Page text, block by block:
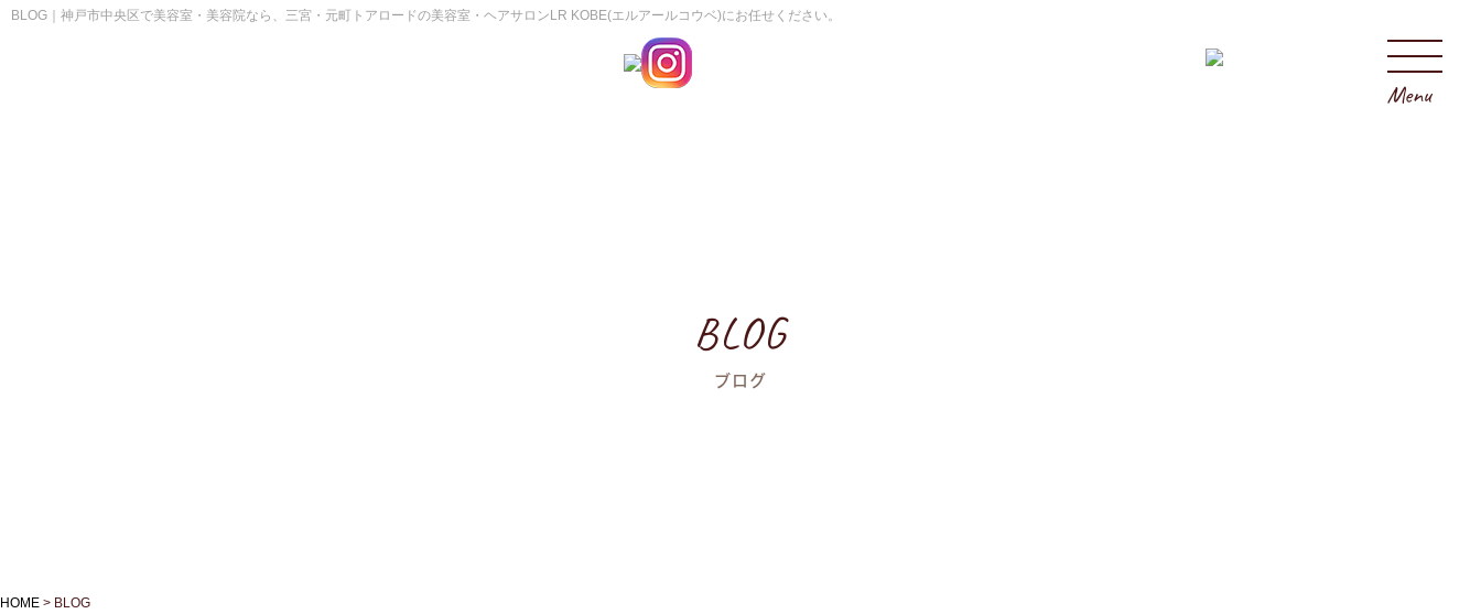
BLOG｜神戸市中央区で美容室・美容院なら、三宮・元町トアロードの美容室・ヘアサロンLR KOBE(エルアールコウベ)にお任せください。
BLOG
ブログ
HOME > BLOG